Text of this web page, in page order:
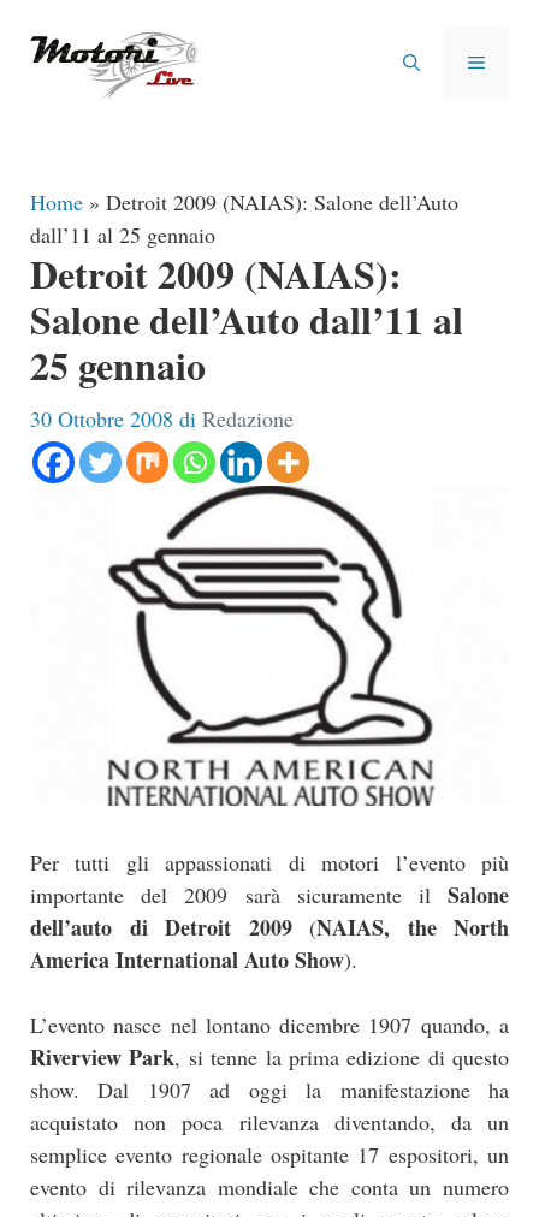
MENU
Home » Detroit 2009 (NAIAS): Salone dell’Auto
dall’11 al 25 gennaio
Detroit 2009 (NAIAS):
Salone dell’Auto dall’11 al
25 gennaio
30 Ottobre 2008 di Redazione
Per tutti gli appassionati di motori l’evento più
importante del 2009 sarà sicuramente il Salone
dell’auto di Detroit 2009(NAIAS, the North
America International Auto Show).
L’evento nasce nel lontano dicembre 1907 quando, a
Riverview Park, si tenne la prima edizione di questo
show. Dal 1907 ad oggi la manifestazione ha
acquistato non poca rilevanza diventando, da un
semplice evento regionale ospitante 17 espositori, un
evento di rilevanza mondiale che conta un numero